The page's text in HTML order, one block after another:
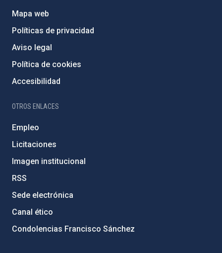
Mapa web
Políticas de privacidad
Aviso legal
Política de cookies
Accesibilidad
OTROS ENLACES
Empleo
Licitaciones
Imagen institucional
RSS
Sede electrónica
Canal ético
Condolencias Francisco Sánchez